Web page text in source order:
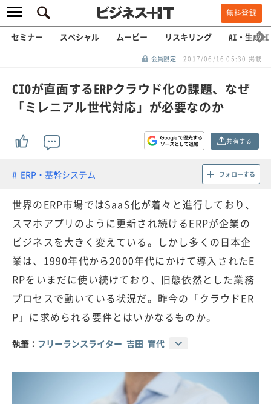
無料登録
セミナー スペシャル ムービー リスキリング AI・生成AI
会員限定 2017/06/16 05:30 掲載
CIOが直面するERPクラウド化の課題、なぜ
「ミレニアル世代対応」が必要なのか
共有する
ERP・基幹システム フォローする
世界のERP市場ではSaaS化が着々と進行しており、
スマホアプリのように更新され続けるERPが企業の
ビジネスを大きく変えている。しかし多くの日本企
業は、1990年代から2000年代にかけて導入されたE
RPをいまだに使い続けており、旧態依然とした業務
プロセスで動いている状況だ。昨今の「クラウドER
P」に求められる要件とはいかなるものか。
執筆： フリーランスライター 吉田 育代